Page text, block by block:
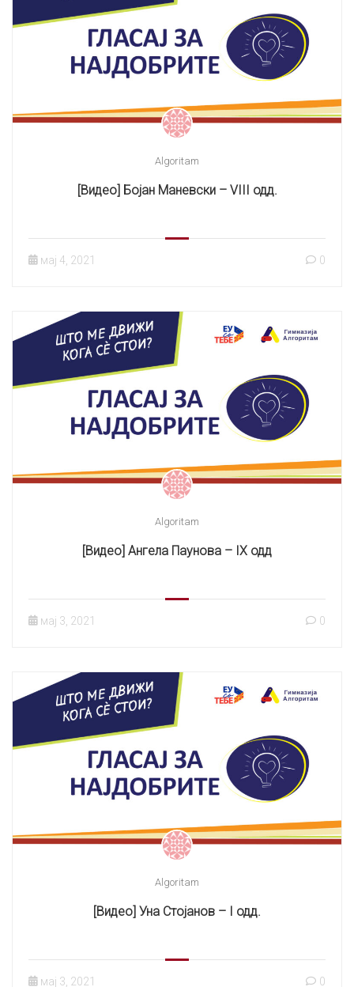
Algoritam
[Видео] Бојан Маневски – VIII одд.
мај 4, 2021 0
Algoritam
[Видео] Ангела Паунова – IX одд
мај 3, 2021 0
Algoritam
[Видео] Уна Стојанов – I одд.
мај 3, 2021 0